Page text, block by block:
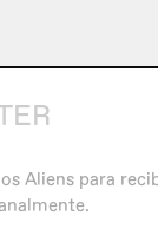
Aliens para